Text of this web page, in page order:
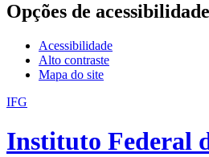
Opções de acessibilidade
Acessibilidade
Alto contraste
Mapa do site
IFG
Instituto Federal